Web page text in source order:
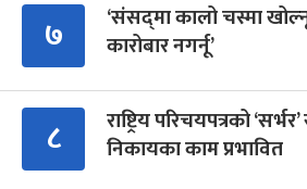
७
‘संसद्‍मा कालो चस्मा
कारोबार नगर्नू’
८
राष्ट्रिय परिचयपत्रको
निकायका काम प्रभावित